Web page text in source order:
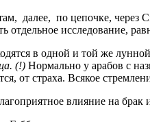
далее, по цепочке,
исследование,
в одной и той же
(!) Нормально у арабов с
от страха. Всякое
влияние на